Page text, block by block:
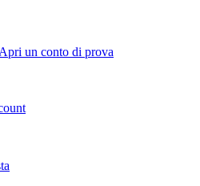
Apri un conto di prova